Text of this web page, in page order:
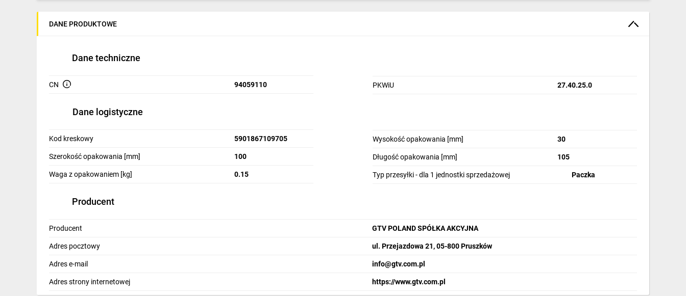
Dom i ogród
Klimatyzacja
Inne
Smart home
Wentylacja i rekuperacja
DANE PRODUKTOWE
Dane techniczne
CN 94059110 PKWiU 27.40.25.0
Dane logistyczne
Kod kreskowy 5901867109705
Szerokość opakowania [mm] 100
Waga z opakowaniem [kg] 0.15
Wysokość opakowania [mm] 30
Długość opakowania [mm] 105
Typ przesyłki - dla 1 jednostki sprzedażowej Paczka
Producent
Producent GTV POLAND SPÓŁKA AKCYJNA
Adres pocztowy ul. Przejazdowa 21, 05-800 Pruszków
Adres e-mail info­@gtv.com.pl
Adres strony internetowej https://www.gtv.com.pl